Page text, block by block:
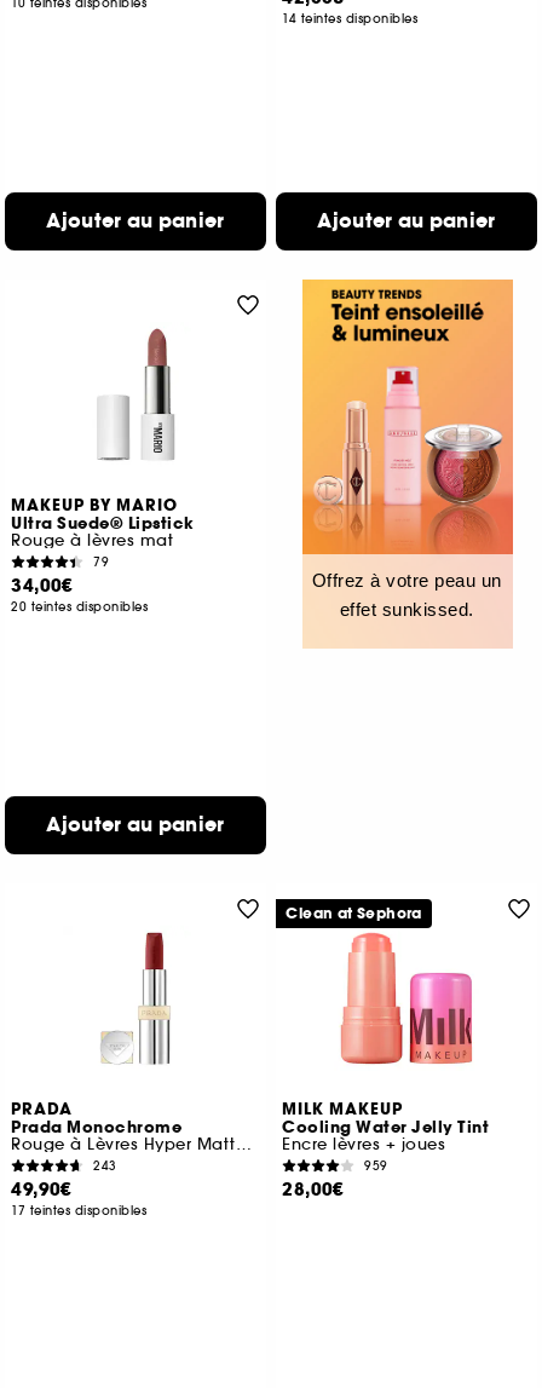
Ajouter au panier
14 teintes disponibles
Ajouter au panier
MAKEUP BY MARIO
Ultra Suede® Lipstick
Rouge à lèvres mat
79
34,00€
20 teintes disponibles
Ajouter au panier
Offrez à votre peau un
effet sunkissed.
PRADA
Prada Monochrome
Rouge à Lèvres Hyper Matte Confort et Longue Tenue
243
49,90€
17 teintes disponibles
MILK MAKEUP
Cooling Water Jelly Tint
Encre lèvres + joues
959
28,00€
Clean at Sephora